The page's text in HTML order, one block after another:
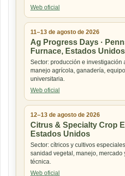
Web oficial
11–13 de agosto de 2026
Ag Progress Days ·
Furnace, Estados Unidos
Sector: producción e investigación
manejo agrícola, ganadería,
universitaria.
Web oficial
12–13 de agosto de 2026
Citrus & Specialty Crop
Estados Unidos
Sector: cítricos y cultivos
sanidad vegetal, manejo, mercado
técnica.
Web oficial